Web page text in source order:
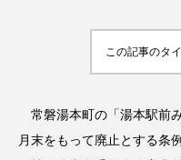
この記事のタ
常磐湯本町の「湯本駅前
月末をもって廃止とする条